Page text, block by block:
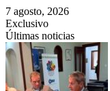
Saltar
al
contenido
7 agosto, 2026
Exclusivo
Últimas noticias